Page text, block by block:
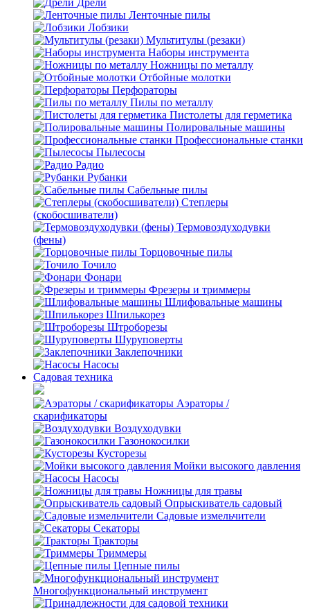
Дрели
Ленточные пилы
Лобзики
Мультитулы (резаки)
Наборы инструмента
Ножницы по металлу
Отбойные молотки
Перфораторы
Пилы по металлу
Пистолеты для герметика
Полировальные машины
Профессиональные станки
Пылесосы
Радио
Рубанки
Сабельные пилы
Степлеры
(скобосшиватели)
Термовоздуходувки
(фены)
Торцовочные пилы
Точило
Фонари
Фрезеры и триммеры
Шлифовальные машины
Шпилькорез
Штроборезы
Шуруповерты
Заклепочники
Насосы
Садовая техника
Аэраторы /
скарификаторы
Воздуходувки
Газонокосилки
Кусторезы
Мойки высокого давления
Насосы
Ножницы для травы
Опрыскиватель садовый
Садовые измельчители
Секаторы
Тракторы
Триммеры
Цепные пилы
Многофункциональный инструмент